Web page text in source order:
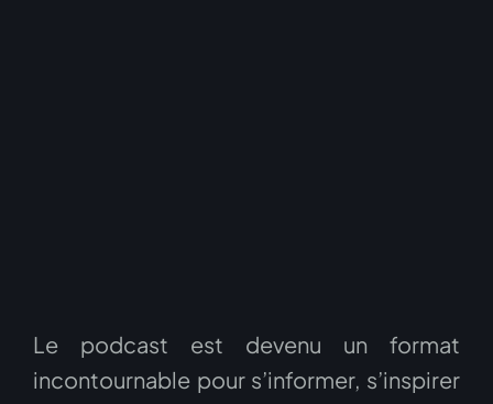
Le podcast est devenu un format
incontournable pour s’informer, s’inspirer